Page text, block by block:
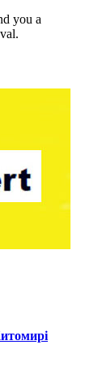
you a